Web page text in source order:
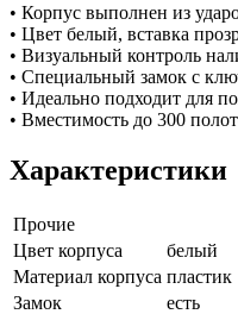
• Корпус выполнен из
• Цвет белый, вставка
• Визуальный контроль
• Специальный замок с
• Идеально подходит для
• Вместимость до 300
Характеристики
Прочие
Цвет корпуса
белый
Материал корпуса пластик
Замок
есть